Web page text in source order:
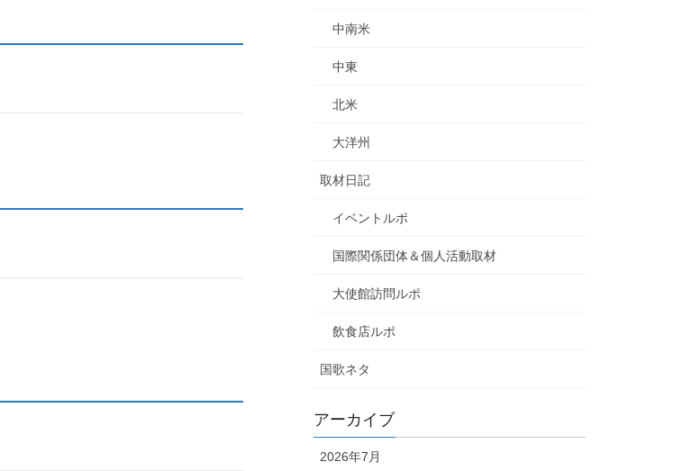
中南米
中東
北米
大洋州
取材日記
イベントルポ
国際関係団体＆個人活動取材
大使館訪問ルポ
飲食店ルポ
国歌ネタ
アーカイブ
2026年7月